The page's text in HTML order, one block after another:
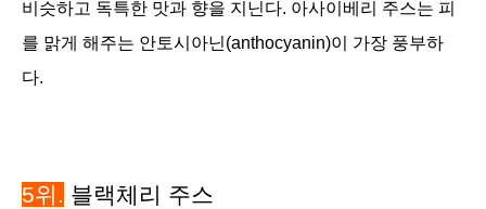
비슷하고 독특한 맛과 향을 지닌다. 아사이베리 주스는 피
를 맑게 해주는 안토시아닌(anthocyanin)이 가장 풍부하
다.
5위. 블랙체리 주스